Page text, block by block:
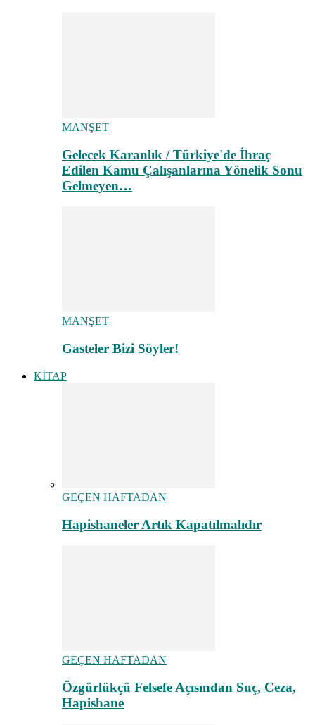
MANŞET
Gelecek Karanlık / Türkiye'de İhraç
Edilen Kamu Çalışanlarına Yönelik Sonu
Gelmeyen…
MANŞET
Gasteler Bizi Söyler!
KİTAP
GEÇEN HAFTADAN
Hapishaneler Artık Kapatılmalıdır
GEÇEN HAFTADAN
Özgürlükçü Felsefe Açısından Suç, Ceza,
Hapishane